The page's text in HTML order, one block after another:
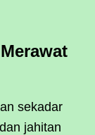
sekadar
jahitan